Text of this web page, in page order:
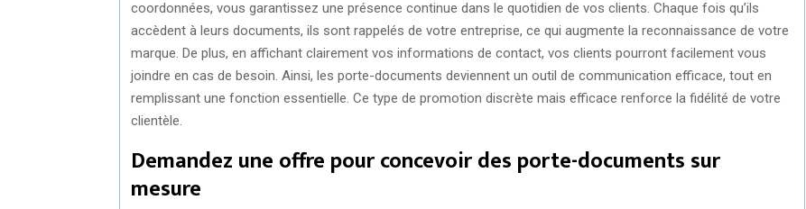
coordonnées, vous garantissez une présence continue dans le quotidien de vos clients. Chaque fois qu’ils
accèdent à leurs documents, ils sont rappelés de votre entreprise, ce qui augmente la reconnaissance de votre
marque. De plus, en affichant clairement vos informations de contact, vos clients pourront facilement vous
joindre en cas de besoin. Ainsi, les porte-documents deviennent un outil de communication efficace, tout en
remplissant une fonction essentielle. Ce type de promotion discrète mais efficace renforce la fidélité de votre
clientèle.
Demandez une offre pour concevoir des porte-documents sur
mesure